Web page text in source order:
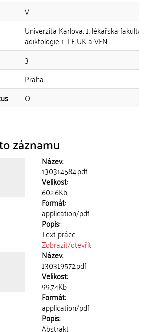
V
Univerzita Karlova, 1. lékařská fakulta,
adiktologie 1. LF UK a VFN
3
Praha
O
záznamu
Název:
130314584.pdf
Velikost:
602.6Kb
Formát:
application/pdf
Popis:
Text práce
Zobrazit/otevřít
Název:
130319572.pdf
Velikost:
99.74Kb
Formát:
application/pdf
Popis:
Abstrakt